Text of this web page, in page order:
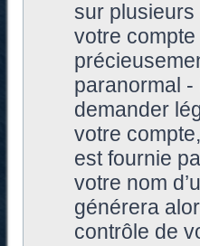
sur plusieurs
votre
paranormal -
demander
votre
est fournie
votre nom
générera
contrôle de